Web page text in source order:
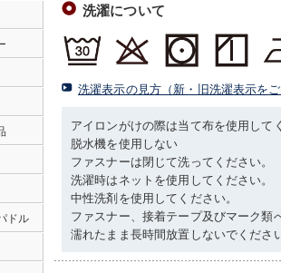
洗濯について
洗濯表示の見方（新・旧洗濯表示を
アイロンがけの際は当て布を使用して
脱水機を使用しない
ファスナーは閉じて洗ってください。
洗濯時はネットを使用してください。
中性洗剤を使用してください。
ファスナー、接着テープ及びマーク
濡れたまま長時間放置しないでください
ドル